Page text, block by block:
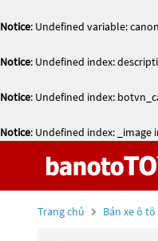
Notice: Undefined variable:
Notice: Undefined index:
Notice: Undefined index:
Notice: Undefined index: _image
Trang chủ Bán xe ô